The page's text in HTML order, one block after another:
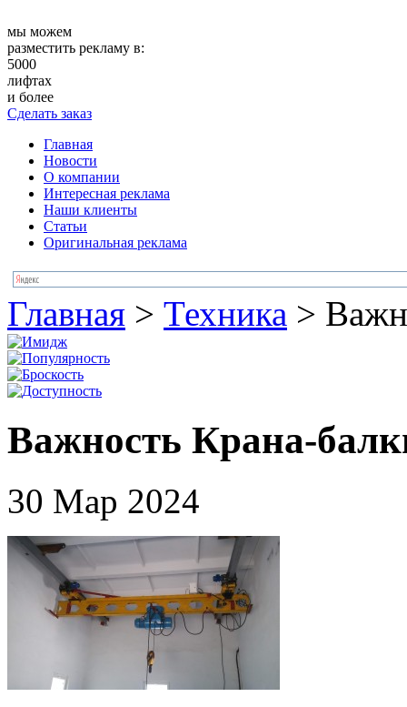
мы можем
разместить рекламу в:
5000
лифтах
и более
Сделать заказ
Главная
Новости
О компании
Интересная реклама
Наши клиенты
Статьи
Оригинальная реклама
Главная > Техника >
Важность Крана-
30 Мар 2024